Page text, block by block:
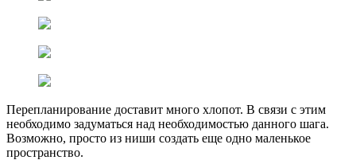
Перепланирование доставит много хлопот. В связи с этим
необходимо задуматься над необходимостью данного шага.
Возможно, просто из ниши создать еще одно маленькое
пространство.